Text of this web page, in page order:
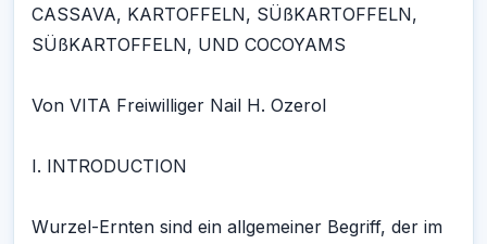
CASSAVA, KARTOFFELN, SÜßKARTOFFELN,
SÜßKARTOFFELN, UND COCOYAMS
Von VITA Freiwilliger Nail H. Ozerol
I. INTRODUCTION
Wurzel-Ernten sind ein allgemeiner Begriff, der im